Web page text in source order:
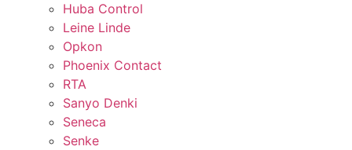
Huba Control
Leine Linde
Opkon
Phoenix Contact
RTA
Sanyo Denki
Seneca
Senke